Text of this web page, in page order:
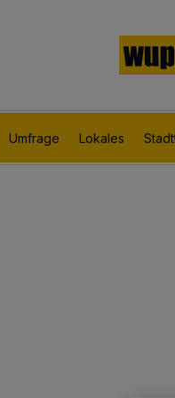
Umfrage Lokales